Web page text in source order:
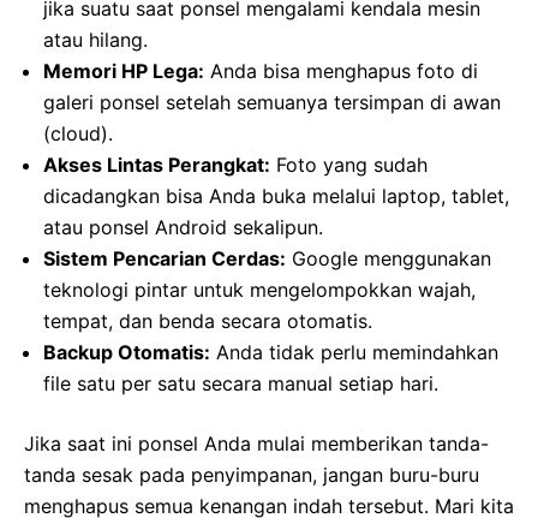
jika suatu saat ponsel mengalami kendala mesin
atau hilang.
Memori HP Lega: Anda bisa menghapus foto di
galeri ponsel setelah semuanya tersimpan di awan
(cloud).
Akses Lintas Perangkat: Foto yang sudah
dicadangkan bisa Anda buka melalui laptop, tablet,
atau ponsel Android sekalipun.
Sistem Pencarian Cerdas: Google menggunakan
teknologi pintar untuk mengelompokkan wajah,
tempat, dan benda secara otomatis.
Backup Otomatis: Anda tidak perlu memindahkan
file satu per satu secara manual setiap hari.
Jika saat ini ponsel Anda mulai memberikan tanda-
tanda sesak pada penyimpanan, jangan buru-buru
menghapus semua kenangan indah tersebut. Mari kita